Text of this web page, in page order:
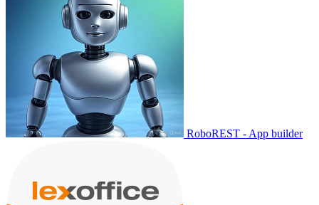
RoboREST - App builder